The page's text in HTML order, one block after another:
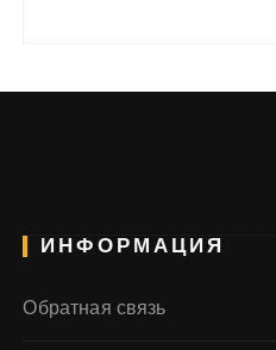
ИНФОРМАЦИЯ
Обратная связь